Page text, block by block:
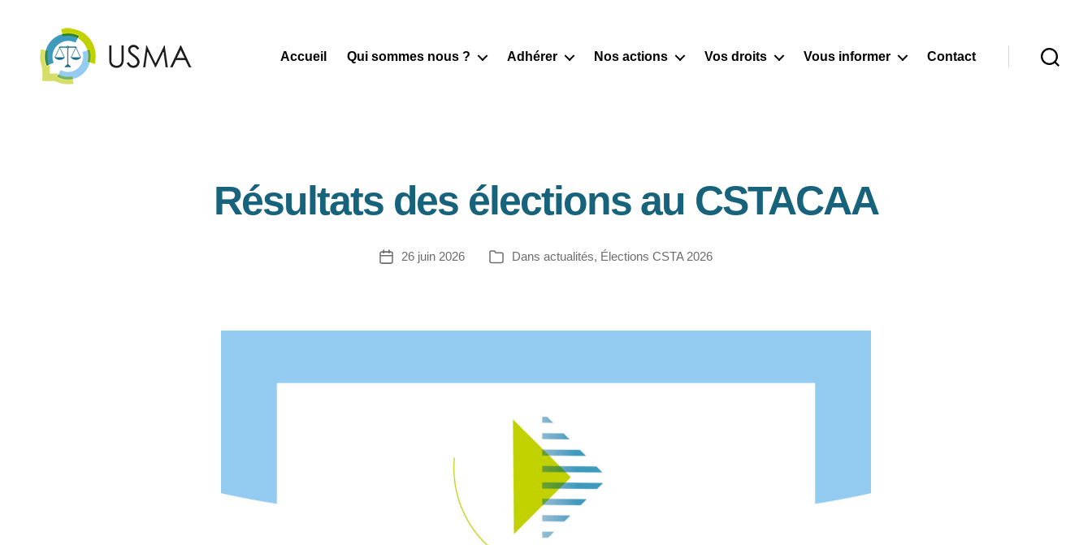
Accueil Qui sommes nous ? Adhérer Nos actions Vos droits Vous informer Contact
Résultats des élections au CSTACAA
Date26 juin 2026 Catégories
Dans actualités, Élections CSTA 2026